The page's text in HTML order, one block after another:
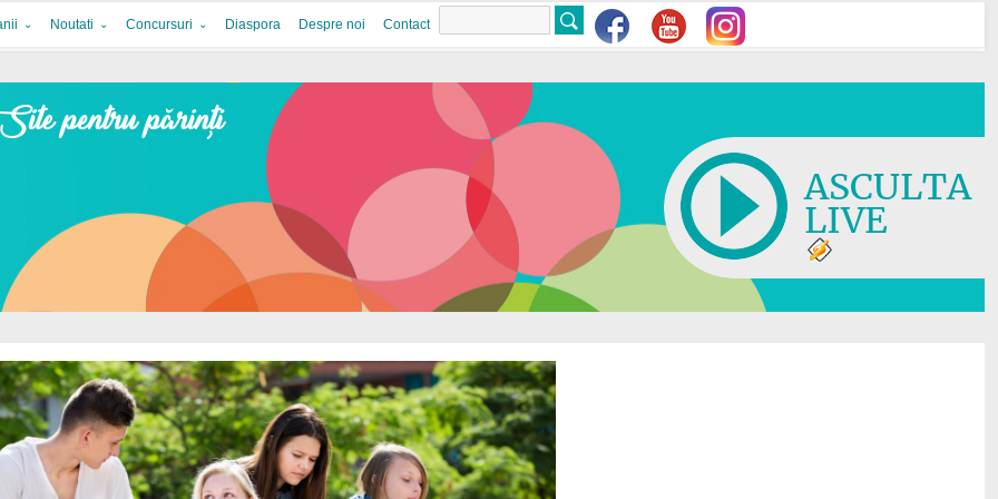
Noutati Concursuri Diaspora Despre noi Contact
ASCULTA
LIVE